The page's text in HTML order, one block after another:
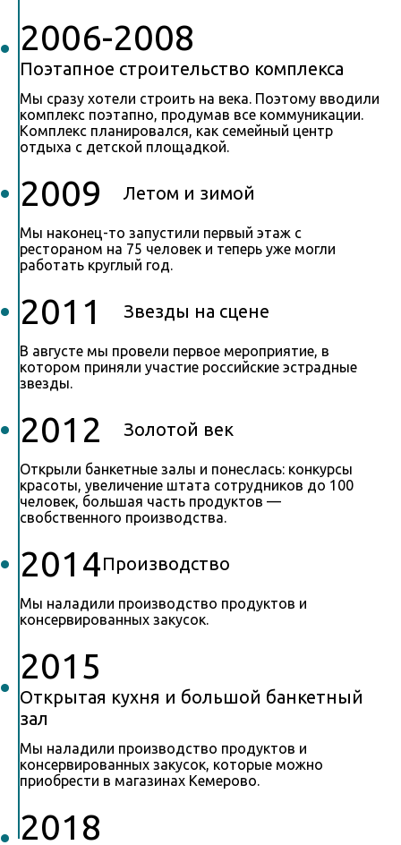
2006-2008
Поэтапное строительство комплекса
Мы сразу хотели строить на века. Поэтому вводили
комплекс поэтапно, продумав все коммуникации.
Комплекс планировался, как семейный центр
отдыха с детской площадкой.
2009 Летом и зимой
Мы наконец-то запустили первый этаж с
рестораном на 75 человек и теперь уже могли
работать круглый год.
2011 Звезды на сцене
В августе мы провели первое мероприятие, в
котором приняли участие российские эстрадные
звезды.
2012 Золотой век
Открыли банкетные залы и понеслась: конкурсы
красоты, увеличение штата сотрудников до 100
человек, большая часть продуктов —
свобственного производства.
2014Производство
Мы наладили производство продуктов и
консервированных закусок.
2015
Открытая кухня и большой банкетный
зал
Мы наладили производство продуктов и
консервированных закусок, которые можно
приобрести в магазинах Кемерово.
2018